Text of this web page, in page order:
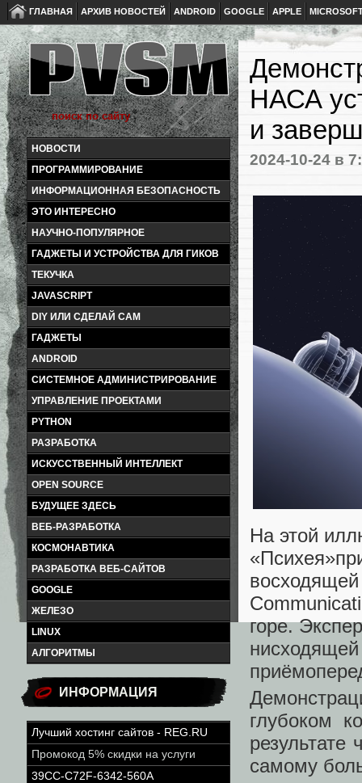
ГЛАВНАЯ АРХИВ НОВОСТЕЙ ANDROID GOOGLE APPLE
НОВОСТИ
ПРОГРАММИРОВАНИЕ
ИНФОРМАЦИОННАЯ БЕЗОПАСНОСТЬ
ЭТО ИНТЕРЕСНО
НАУЧНО-ПОПУЛЯРНОЕ
ГАДЖЕТЫ И УСТРОЙСТВА ДЛЯ ГИКОВ
ТЕКУЧКА
JAVASCRIPT
DIY ИЛИ СДЕЛАЙ САМ
ГАДЖЕТЫ
ANDROID
СИСТЕМНОЕ АДМИНИСТРИРОВАНИЕ
УПРАВЛЕНИЕ ПРОЕКТАМИ
PYTHON
РАЗРАБОТКА
ИСКУССТВЕННЫЙ ИНТЕЛЛЕКТ
OPEN SOURCE
БУДУЩЕЕ ЗДЕСЬ
ВЕБ-РАЗРАБОТКА
КОСМОНАВТИКА
РАЗРАБОТКА ВЕБ-САЙТОВ
GOOGLE
ЖЕЛЕЗО
LINUX
АЛГОРИТМЫ
ИНФОРМАЦИЯ
Лучший хостинг сайтов - REG.RU
Промокод 5% скидки на услуги
39CC-C72F-6342-560A
НАСА
и
2024-10-24 в
На этой
восходящей
горе.
нисходящей
глубоком
результате
самому